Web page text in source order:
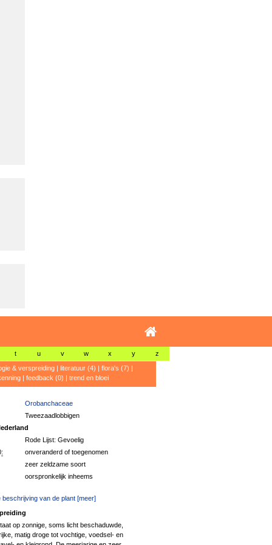
t u v w x y z
& verspreiding| literatuur (4) | flora's (7) |
| feedback (0) | trend en bloei
Orobanchaceae
Tweezaadlobbigen
Rode Lijst: Gevoelig
onveranderd of toegenomen
zeer zeldzame soort
oorspronkelijk inheems
beschrijving van de plant [meer]
op zonnige, soms licht beschaduwde,
matig droge tot vochtige, voedsel- en